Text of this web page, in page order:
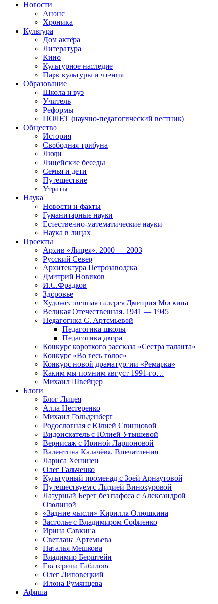
Новости
Анонс
Хроника
Культура
Дом актёра
Литература
Кино
Культурное наследие
Парк культуры и чтения
Образование
Школа и вуз
Учитель
Реформы
ПОЛЁТ (научно-педагогический вестник)
Общество
История
Свободная трибуна
Люди
Лицейские беседы
Семья и дети
Путешествие
Утраты
Наука
Новости и факты
Гуманитарные науки
Естественно-математические науки
Наука в лицах
Проекты
Архив «Лицея». 2000 — 2003
Русский Север
Архитектура Петрозаводска
Дмитрий Новиков
И.С.Фрадков
Здоровье
Художественная галерея Дмитрия Москина
Великая Отечественная. 1941 — 1945
Педагогика С. Артемьевой
Педагогика школы
Педагогика двора
Конкурс короткого рассказа «Сестра таланта»
Конкурс «Во весь голос»
Конкурс новой драматургии «Ремарка»
Каким мы помним август 1991-го…
Михаил Швейцер
Блоги
Блог Лицея
Алла Нестеренко
Михаил Гольденберг
Родословная с Юлией Свинцовой
Видоискатель с Юлией Утышевой
Вернисаж с Ириной Ларионовой
Валентина Калачёва. Впечатления
Лариса Хенинен
Олег Гальченко
Культурный променад с Зоей Арнаутовой
Путешествуем с Лидией Винокуровой
Лазурный Берег без пафоса с Александрой
Озолиной
«Задние мысли» Кирилла Олюшкина
Застолье с Владимиром Софиенко
Ирина Савкина
Светлана Артемьева
Наталья Мешкова
Владимир Берштейн
Екатерина Габалова
Олег Липовецкий
Илона Румянцева
Афиша